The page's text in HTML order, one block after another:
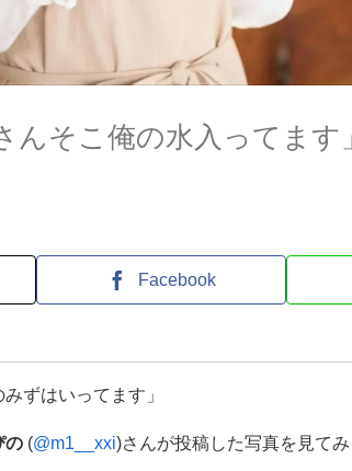
んそこ俺の水入ってま
Facebook
ずはいってます」
の (@m1__xxi)さんが投稿した写真を見てみ